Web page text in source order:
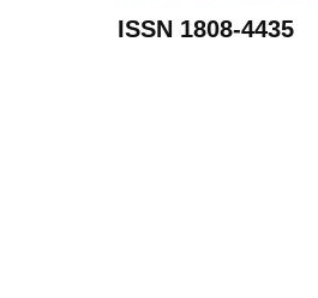
ISSN 1808-4435